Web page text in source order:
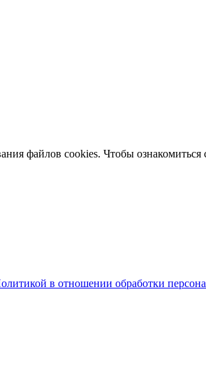
файлов cookies. Чтобы
в отношении обработки